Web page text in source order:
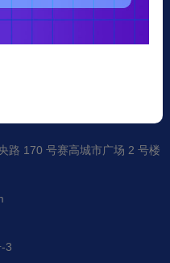
路 170 号赛高城市广场 2 号楼
3